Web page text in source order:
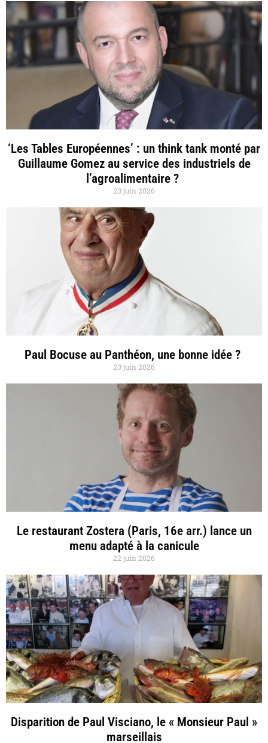
‘Les Tables Européennes’ : un think tank monté par
Guillaume Gomez au service des industriels de
l’agroalimentaire ?
23 juin 2026
Paul Bocuse au Panthéon, une bonne idée ?
23 juin 2026
Le restaurant Zostera (Paris, 16e arr.) lance un
menu adapté à la canicule
22 juin 2026
Disparition de Paul Visciano, le « Monsieur Paul »
marseillais